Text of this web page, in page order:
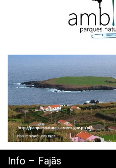
Info – Fajãs